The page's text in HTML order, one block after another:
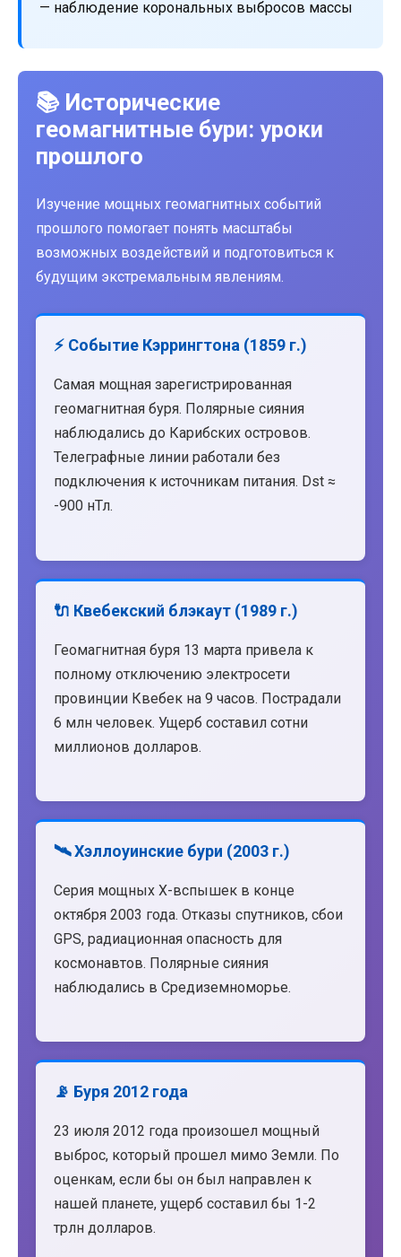
— наблюдение корональных выбросов массы
📚 Исторические
геомагнитные бури: уроки
прошлого
Изучение мощных геомагнитных событий
прошлого помогает понять масштабы
возможных воздействий и подготовиться к
будущим экстремальным явлениям.
⚡ Событие Кэррингтона (1859 г.)
Самая мощная зарегистрированная
геомагнитная буря. Полярные сияния
наблюдались до Карибских островов.
Телеграфные линии работали без
подключения к источникам питания. Dst ≈
-900 нТл.
🔌 Квебекский блэкаут (1989 г.)
Геомагнитная буря 13 марта привела к
полному отключению электросети
провинции Квебек на 9 часов. Пострадали
6 млн человек. Ущерб составил сотни
миллионов долларов.
🛰️ Хэллоуинские бури (2003 г.)
Серия мощных X-вспышек в конце
октября 2003 года. Отказы спутников, сбои
GPS, радиационная опасность для
космонавтов. Полярные сияния
наблюдались в Средиземноморье.
📡 Буря 2012 года
23 июля 2012 года произошел мощный
выброс, который прошел мимо Земли. По
оценкам, если бы он был направлен к
нашей планете, ущерб составил бы 1-2
трлн долларов.